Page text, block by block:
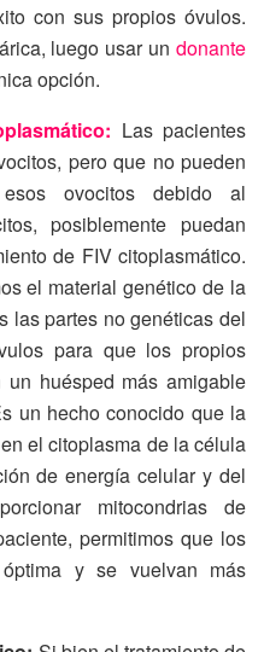
con sus propios óvulos.
luego usar un donante
opción.
Las pacientes
pero que no pueden
ovocitos debido al
posiblemente puedan
de FIV citoplasmático.
el material genético de la
las partes no genéticas del
para que los propios
huésped más amigable
un hecho conocido que la
el citoplasma de la célula
de energía celular y del
mitocondrias de
permitimos que los
y se vuelvan más